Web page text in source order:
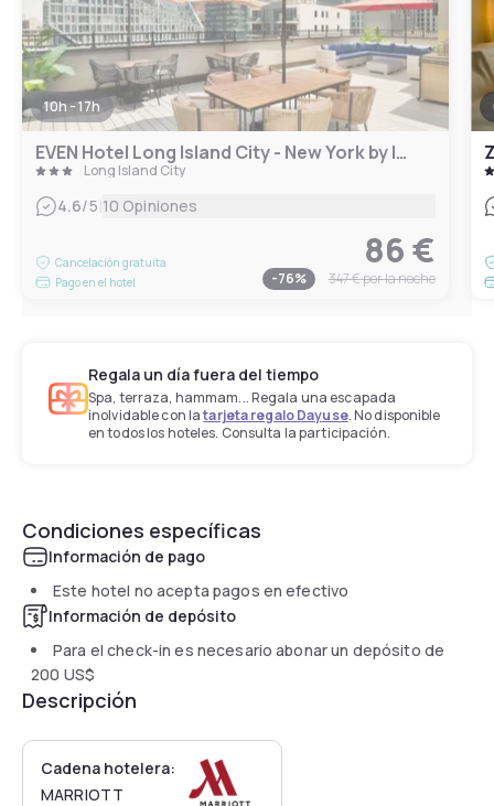
10h - 17h
EVEN Hotel Long Island City - New York by IHG
Long Island City
4.6/5 10 Opiniones
Cancelación gratuita
Pago en el hotel
86 €
-76% 347 €por la noche
Regala un día fuera del tiempo
Spa, terraza, hammam... Regala una escapada
inolvidable con latarjeta regalo Dayuse. No disponible
en todos los hoteles. Consulta la participación.
Condiciones específicas
Información de pago
Este hotel no acepta pagos en efectivo
Información de depósito
Para el check-in es necesario abonar un depósito de
200 US$
Descripción
Cadena hotelera:
MARRIOTT